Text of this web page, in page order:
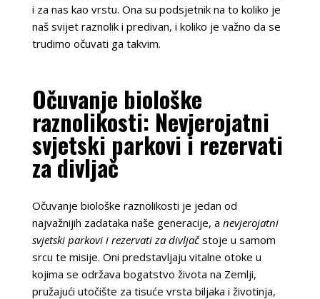
i za nas kao vrstu. Ona su podsjetnik na to koliko je
naš svijet raznolik i predivan, i koliko je važno da se
trudimo očuvati ga takvim.
Očuvanje biološke
raznolikosti: Nevjerojatni
svjetski parkovi i rezervati
za divljač
Očuvanje biološke raznolikosti je jedan od
najvažnijih zadataka naše generacije, a nevjerojatni
svjetski parkovi i rezervati za divljačstoje u samom
srcu te misije. Oni predstavljaju vitalne otoke u
kojima se održava bogatstvo života na Zemlji,
pružajući utočište za tisuće vrsta biljaka i životinja,